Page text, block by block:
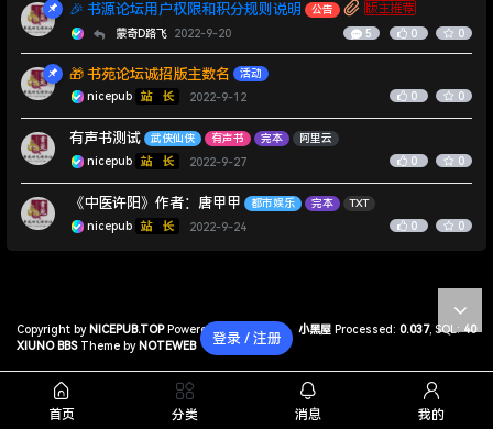
🎉 书源论坛用户权限和积分规则说明 公告
蒙奇D路飞 2022-9-20 5 0 0
🎁 书苑论坛诚招版主数名 活动
nicepub 2022-9-12 0 0
有声书测试 武侠仙侠 有声书 完本 阿里云
nicepub 2022-9-27 0 0
《中医许阳》作者：唐甲甲 都市娱乐 完本 TXT
nicepub 2022-9-24 0 0
Copyright by NICEPUB.TOPPowered by
XIUNO BBS Theme by NOTEWEB
小黑屋 Processed: 0.037, SQL: 40
首页 分类 消息 我的
登录 / 注册